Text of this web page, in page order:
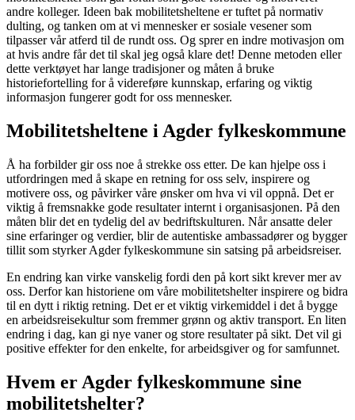
andre kolleger. Ideen bak mobilitetsheltene er tuftet på normativ
dulting, og tanken om at vi mennesker er sosiale vesener som
tilpasser vår atferd til de rundt oss. Og sprer en indre motivasjon om
at hvis andre får det til skal jeg også klare det! Denne metoden eller
dette verktøyet har lange tradisjoner og måten å bruke
historiefortelling for å videreføre kunnskap, erfaring og viktig
informasjon fungerer godt for oss mennesker.
Mobilitetsheltene i Agder fylkeskommune
Å ha forbilder gir oss noe å strekke oss etter. De kan hjelpe oss i
utfordringen med å skape en retning for oss selv, inspirere og
motivere oss, og påvirker våre ønsker om hva vi vil oppnå. Det er
viktig å fremsnakke gode resultater internt i organisasjonen. På den
måten blir det en tydelig del av bedriftskulturen. Når ansatte deler
sine erfaringer og verdier, blir de autentiske ambassadører og bygger
tillit som styrker Agder fylkeskommune sin satsing på arbeidsreiser.
En endring kan virke vanskelig fordi den på kort sikt krever mer av
oss. Derfor kan historiene om våre mobilitetshelter inspirere og bidra
til en dytt i riktig retning. Det er et viktig virkemiddel i det å bygge
en arbeidsreisekultur som fremmer grønn og aktiv transport. En liten
endring i dag, kan gi nye vaner og store resultater på sikt. Det vil gi
positive effekter for den enkelte, for arbeidsgiver og for samfunnet.
Hvem er Agder fylkeskommune sine
mobilitetshelter?